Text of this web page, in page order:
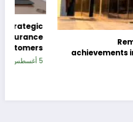
Remal
achievements in West